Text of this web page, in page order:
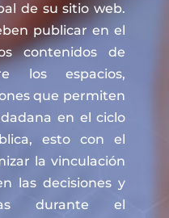
de su sitio web.
publicar en el
contenidos de
los espacios,
que permiten
en el ciclo
esto con el
la vinculación
las decisiones y
durante el